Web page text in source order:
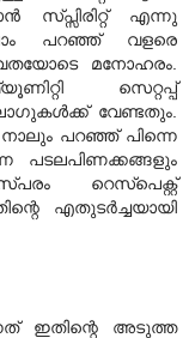
എന്നു
പറഞ്ഞ് വളരെ
മനോഹരം.
സെറ്റപ്പ്
വേണ്ടതും.
പറഞ്ഞ് പിന്നെ
പടലപിണക്കങ്ങളും
റെസ്പെക്റ്റ്
എതുടര്‍ച്ചയായി
ഇതിന്റെ അടുത്ത